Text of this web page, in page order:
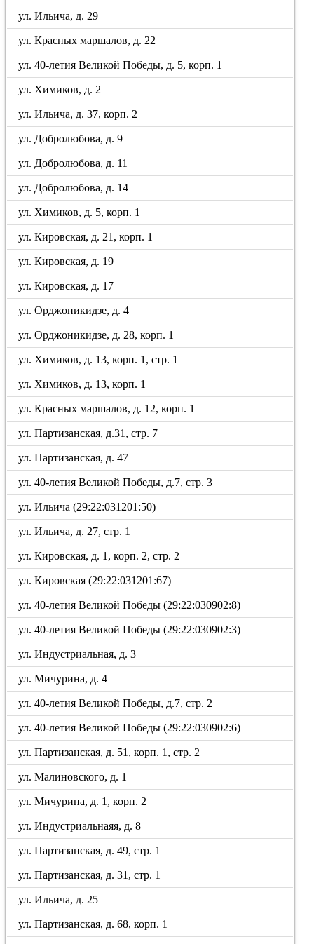
ул. Ильича, д. 29
ул. Красных маршалов, д. 22
ул. 40-летия Великой Победы, д. 5, корп. 1
ул. Химиков, д. 2
ул. Ильича, д. 37, корп. 2
ул. Добролюбова, д. 9
ул. Добролюбова, д. 11
ул. Добролюбова, д. 14
ул. Химиков, д. 5, корп. 1
ул. Кировская, д. 21, корп. 1
ул. Кировская, д. 19
ул. Кировская, д. 17
ул. Орджоникидзе, д. 4
ул. Орджоникидзе, д. 28, корп. 1
ул. Химиков, д. 13, корп. 1, стр. 1
ул. Химиков, д. 13, корп. 1
ул. Красных маршалов, д. 12, корп. 1
ул. Партизанская, д.31, стр. 7
ул. Партизанская, д. 47
ул. 40-летия Великой Победы, д.7, стр. 3
ул. Ильича (29:22:031201:50)
ул. Ильича, д. 27, стр. 1
ул. Кировская, д. 1, корп. 2, стр. 2
ул. Кировская (29:22:031201:67)
ул. 40-летия Великой Победы (29:22:030902:8)
ул. 40-летия Великой Победы (29:22:030902:3)
ул. Индустриальная, д. 3
ул. Мичурина, д. 4
ул. 40-летия Великой Победы, д.7, стр. 2
ул. 40-летия Великой Победы (29:22:030902:6)
ул. Партизанская, д. 51, корп. 1, стр. 2
ул. Малиновского, д. 1
ул. Мичурина, д. 1, корп. 2
ул. Индустриальнаяя, д. 8
ул. Партизанская, д. 49, стр. 1
ул. Партизанская, д. 31, стр. 1
ул. Ильича, д. 25
ул. Партизанская, д. 68, корп. 1